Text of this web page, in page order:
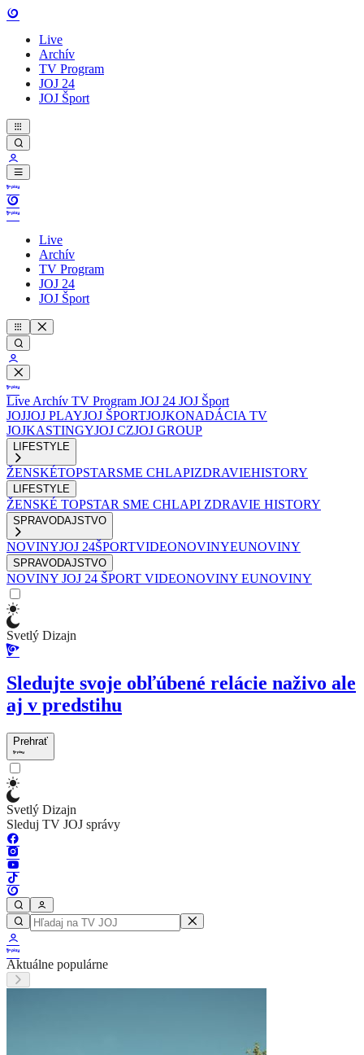
Live
Archív
TV Program
JOJ 24
JOJ Šport
Live
Archív
TV Program
JOJ 24
JOJ Šport
Live Archív TV Program JOJ 24 JOJ Šport
JOJJOJ PLAYJOJ ŠPORTJOJKONADÁCIA TV
JOJKASTINGYJOJ CZJOJ GROUP
LIFESTYLE
ŽENSKÉTOPSTARSME CHLAPIZDRAVIEHISTORY
LIFESTYLE
ŽENSKÉ TOPSTAR SME CHLAPI ZDRAVIE HISTORY
SPRAVODAJSTVO
NOVINYJOJ 24ŠPORTVIDEONOVINYEUNOVINY
SPRAVODAJSTVO
NOVINY JOJ 24 ŠPORT VIDEONOVINY EUNOVINY
Svetlý Dizajn
Sledujte svoje obľúbené relácie naživo ale
aj v predstihu
Prehrať
Svetlý Dizajn
Sleduj TV JOJ správy
Aktuálne populárne